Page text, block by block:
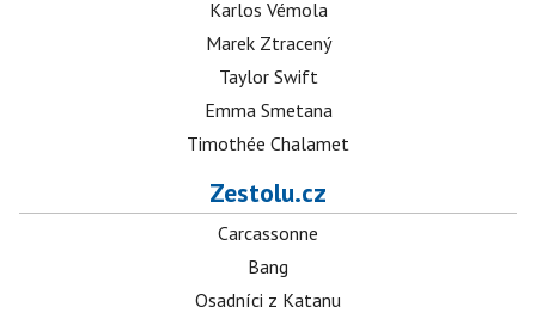
Karlos Vémola
Marek Ztracený
Taylor Swift
Emma Smetana
Timothée Chalamet
Zestolu.cz
Carcassonne
Bang
Osadníci z Katanu